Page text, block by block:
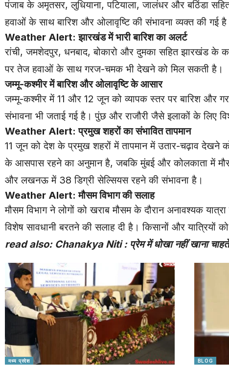
पंजाब के अमृतसर, लुधियाना, पटियाला, जालंधर और बठिंडा
हवाओं के साथ बारिश और ओलावृष्टि की संभावना व्यक्त की गई
Weather Alert: झारखंड में भारी बारिश का अलर्ट
रांची, जमशेदपुर, धनबाद, बोकारो और दुमका सहित झारखंड के
पर तेज हवाओं के साथ गरज-चमक भी देखने को मिल सकती है।
जम्मू-कश्मीर में बारिश और ओलावृष्टि के आसार
जम्मू-कश्मीर में 11 और 12 जून को व्यापक स्तर पर बारिश और
संभावना भी जताई गई है। पुंछ और राजौरी जैसे इलाकों के लिए
Weather Alert: प्रमुख शहरों का संभावित तापमान
11 जून को देश के प्रमुख शहरों में तापमान में उतार-चढ़ाव देखने
के आसपास रहने का अनुमान है, जबकि मुंबई और कोलकाता में
और लखनऊ में 38 डिग्री सेल्सियस रहने की संभावना है।
Weather Alert: मौसम विभाग की सलाह
मौसम विभाग ने लोगों को खराब मौसम के दौरान अनावश्यक
विशेष सावधानी बरतने की सलाह दी है। किसानों और यात्रियों
read also: Chanakya Niti : प्रेम में धोखा नहीं खाना चाहते
मध्य प्रदेश BLOG